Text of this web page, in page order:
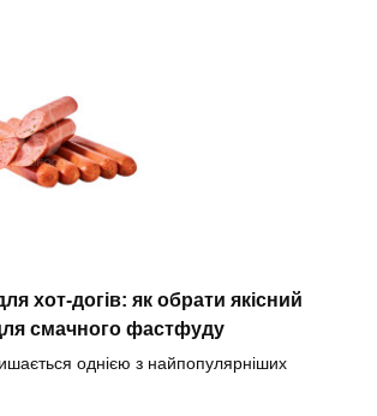
хот-догів: як обрати якісний
смачного фастфуду
однією з найпопулярніших